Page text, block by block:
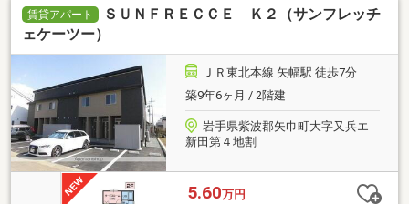
賃貸アパート
ＳＵＮＦＲＥＣＣＥ Ｋ２（サンフレッチ
ェケーツー）
ＪＲ東北本線 矢幅駅 徒歩7分
築9年6ヶ月 / 2階建
岩手県紫波郡矢巾町大字又兵エ
新田第４地割
5.60万円